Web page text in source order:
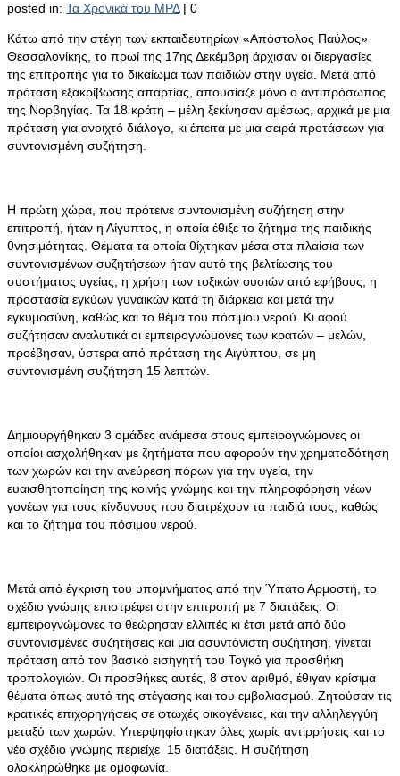
posted in: Τα Χρονικά του ΜΡΔ | 0
Κάτω από την στέγη των εκπαιδευτηρίων «Απόστολος Παύλος»
Θεσσαλονίκης, το πρωί της 17ης Δεκέμβρη άρχισαν οι διεργασίες
της επιτροπής για το δικαίωμα των παιδιών στην υγεία. Μετά από
πρόταση εξακρίβωσης απαρτίας, απουσίαζε μόνο ο αντιπρόσωπος
της Νορβηγίας. Τα 18 κράτη – μέλη ξεκίνησαν αμέσως, αρχικά με μια
πρόταση για ανοιχτό διάλογο, κι έπειτα με μια σειρά προτάσεων για
συντονισμένη συζήτηση.
Η πρώτη χώρα, που πρότεινε συντονισμένη συζήτηση στην
επιτροπή, ήταν η Αίγυπτος, η οποία έθιξε το ζήτημα της παιδικής
θνησιμότητας. Θέματα τα οποία θίχτηκαν μέσα στα πλαίσια των
συντονισμένων συζητήσεων ήταν αυτό της βελτίωσης του
συστήματος υγείας, η χρήση των τοξικών ουσιών από εφήβους, η
προστασία εγκύων γυναικών κατά τη διάρκεια και μετά την
εγκυμοσύνη, καθώς και το θέμα του πόσιμου νερού. Κι αφού
συζήτησαν αναλυτικά οι εμπειρογνώμονες των κρατών – μελών,
προέβησαν, ύστερα από πρόταση της Αιγύπτου, σε μη
συντονισμένη συζήτηση 15 λεπτών.
Δημιουργήθηκαν 3 ομάδες ανάμεσα στους εμπειρογνώμονες οι
οποίοι ασχολήθηκαν με ζητήματα που αφορούν την χρηματοδότηση
των χωρών και την ανεύρεση πόρων για την υγεία, την
ευαισθητοποίηση της κοινής γνώμης και την πληροφόρηση νέων
γονέων για τους κίνδυνους που διατρέχουν τα παιδιά τους, καθώς
και το ζήτημα του πόσιμου νερού.
Μετά από έγκριση του υπομνήματος από την Ύπατο Αρμοστή, το
σχέδιο γνώμης επιστρέφει στην επιτροπή με 7 διατάξεις. Οι
εμπειρογνώμονες το θεώρησαν ελλιπές κι έτσι μετά από δύο
συντονισμένες συζητήσεις και μια ασυντόνιστη συζήτηση, γίνεται
πρόταση από τον βασικό εισηγητή του Τογκό για προσθήκη
τροπολογιών. Οι προσθήκες αυτές, 8 στον αριθμό, έθιγαν κρίσιμα
θέματα όπως αυτό της στέγασης και του εμβολιασμού. Ζητούσαν τις
κρατικές επιχορηγήσεις σε φτωχές οικογένειες, και την αλληλεγγύη
μεταξύ των χωρών. Υπερψηφίστηκαν όλες χωρίς αντιρρήσεις και το
νέο σχέδιο γνώμης περιείχε 15 διατάξεις. Η συζήτηση
ολοκληρώθηκε με ομοφωνία.